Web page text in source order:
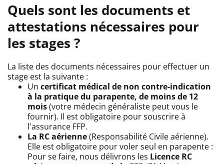
Quels sont les documents et
attestations nécessaires pour
les stages ?
La liste des documents nécessaires pour effectuer un
stage est la suivante :
Un certificat médical de non contre-indication
à la pratique du parapente, de moins de 12
mois(votre médecin généraliste peut vous le
fournir). Il est obligatoire pour souscrire à
l'assurance FFP.
La RC aérienne(Responsabilité Civile aérienne).
Elle est obligatoire pour voler seul en parapente :
Pour se faire, nous délivrons les Licence RC